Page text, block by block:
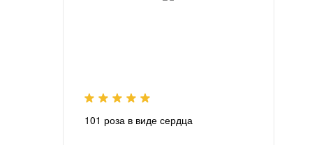
101 роза в виде сердца